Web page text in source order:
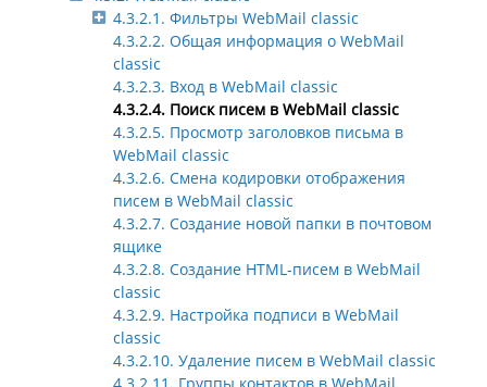
4.3.2.1. Фильтры WebMail classic
4.3.2.2. Общая информация о WebMail
classic
4.3.2.3. Вход в WebMail classic
4.3.2.4. Поиск писем в WebMail classic
4.3.2.5. Просмотр заголовков письма в
WebMail classic
4.3.2.6. Смена кодировки отображения
писем в WebMail classic
4.3.2.7. Создание новой папки в почтовом
ящике
4.3.2.8. Создание HTML-писем в WebMail
classic
4.3.2.9. Настройка подписи в WebMail
classic
4.3.2.10. Удаление писем в WebMail classic